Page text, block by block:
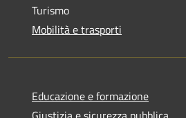
Turismo
Mobilità e trasporti
Educazione e formazione